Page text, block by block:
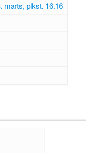
marts, plkst. 16.16